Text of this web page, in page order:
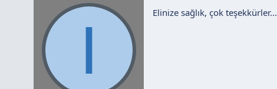
e
I Elinize sağlık, çok teşekkürler...